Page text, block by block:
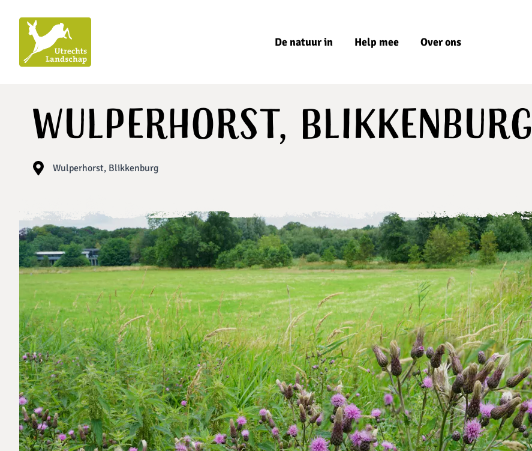
De natuur in Help mee Over ons
Wulperhorst, Blikkenburg
Wulperhorst, Blikkenburg